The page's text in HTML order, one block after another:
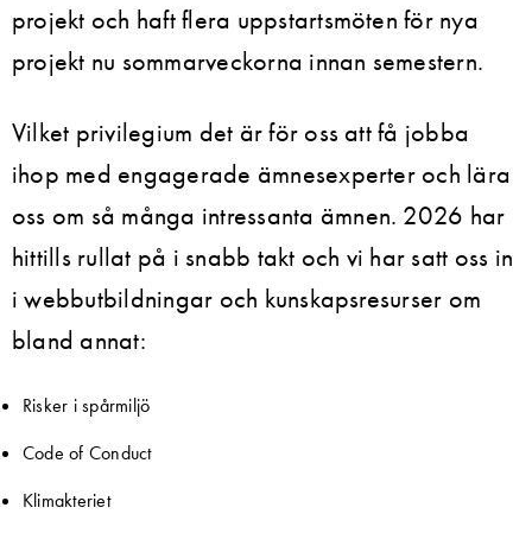
projekt och haft flera uppstartsmöten för nya
projekt nu sommarveckorna innan semestern.
Vilket privilegium det är för oss att få jobba
ihop med engagerade ämnesexperter och lära
oss om så många intressanta ämnen. 2026 har
hittills rullat på i snabb takt och vi har satt oss in
i webbutbildningar och kunskapsresurser om
bland annat:
Risker i spårmiljö
Code of Conduct
Klimakteriet